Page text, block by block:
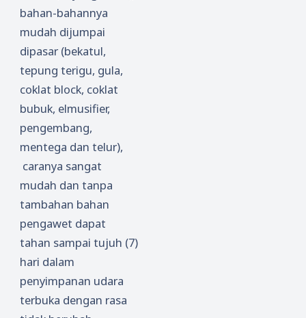
bahan-bahannya
mudah dijumpai
dipasar (bekatul,
tepung terigu, gula,
coklat block, coklat
bubuk, elmusifier,
pengembang,
mentega dan telur),
caranya sangat
mudah dan tanpa
tambahan bahan
pengawet dapat
tahan sampai tujuh (7)
hari dalam
penyimpanan udara
terbuka dengan rasa